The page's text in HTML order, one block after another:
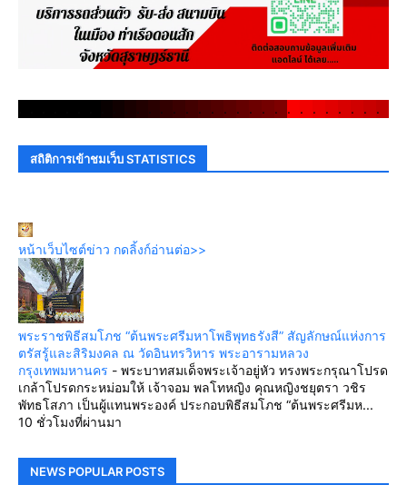
. . . . . . . . . . . . . . . . .
สถิติการเข้าชมเว็บ STATISTICS
หน้าเว็บไซต์ข่าว กดลิ้งก์อ่านต่อ>>
พระราชพิธีสมโภช “ต้นพระศรีมหาโพธิพุทธรังสี” สัญลักษณ์แห่งการ
ตรัสรู้และสิริมงคล ณ วัดอินทรวิหาร พระอารามหลวง
กรุงเทพมหานคร - พระบาทสมเด็จพระเจ้าอยู่หัว ทรงพระกรุณาโปรด
เกล้าโปรดกระหม่อมให้ เจ้าจอม พลโทหญิง คุณหญิงชยุตรา วชิร
พัทธโสภา เป็นผู้แทนพระองค์ ประกอบพิธีสมโภช “ต้นพระศรีมห...
10 ชั่วโมงที่ผ่านมา
NEWS POPULAR POSTS